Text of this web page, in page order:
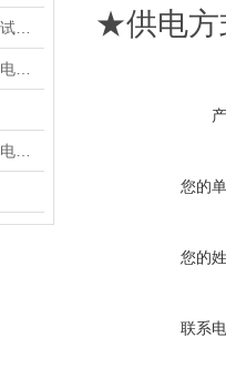
★供电方
您的
您的
联系